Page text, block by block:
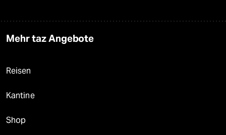
Mehr taz Angebote
Reisen
Kantine
Shop